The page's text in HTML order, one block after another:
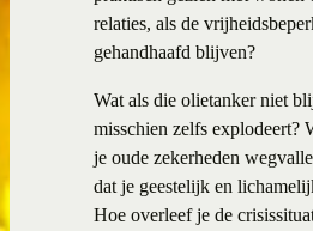
relaties, als de
gehandhaafd blijven?
Wat als die olietanker niet
misschien zelfs explodeert?
je oude zekerheden
dat je geestelijk en
Hoe overleef je de